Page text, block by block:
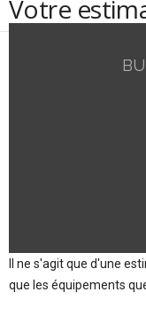
Votre
Il ne s'agit que d'une
que les équipements